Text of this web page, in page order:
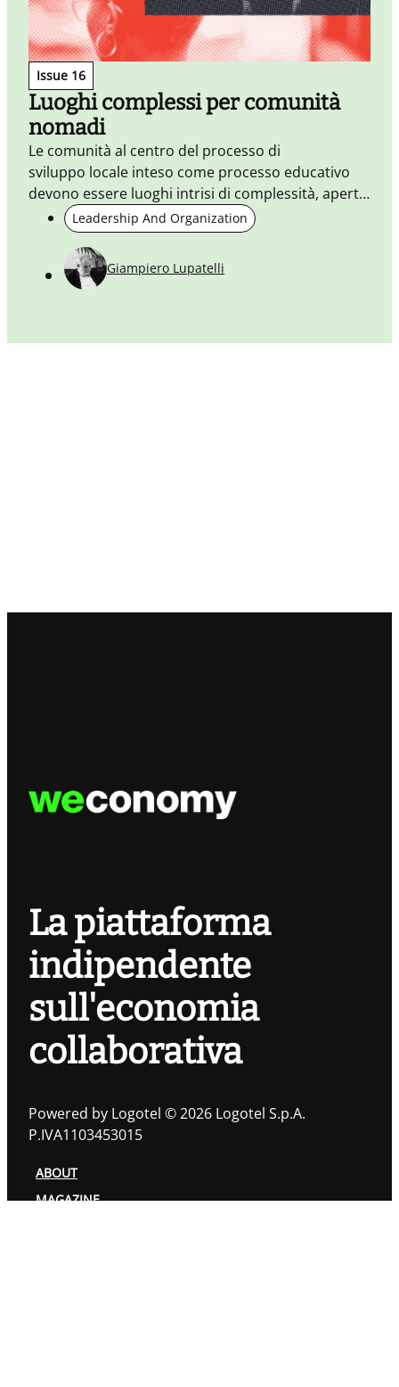
Issue 16
Luoghi complessi per comunità
nomadi
Le comunità al centro del processo di
sviluppo locale inteso come processo educativo
devono essere luoghi intrisi di complessità, aperti
e curiosi nei confronti di una innovazione che
saprà ridisegnare le proprie tradizioni.
Leadership And Organization
Giampiero Lupatelli
La piattaforma
indipendente
sull'economia
collaborativa
Powered by Logotel © 2026 Logotel S.p.A.
P.IVA1103453015
ABOUT
MAGAZINE